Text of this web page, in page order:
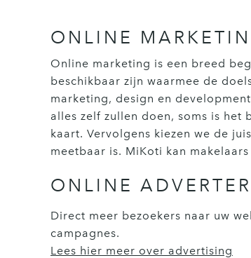
ONLINE
Online marketing is een breed
beschikbaar zijn waarmee de
marketing, design en
alles zelf zullen doen, soms is
kaart. Vervolgens kiezen we de
meetbaar is. MiKoti kan
ONLINE
Direct meer bezoekers naar uw
campagnes.
Lees hier meer over advertising